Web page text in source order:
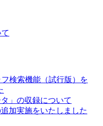
フ検索機能（試行版）を
」の収録について
加実施をいたしました